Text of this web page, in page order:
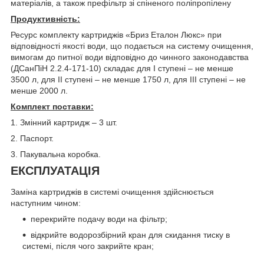
матеріалів, а також префільтр зі спіненого поліпропілену
Продуктивність:
Ресурс комплекту картриджів «Бриз Еталон Люкс» при
відповідності якості води, що подається на систему очищення,
вимогам до питної води відповідно до чинного законодавства
(ДСанПіН 2.2.4-171-10) складає для І ступені – не менше
3500 л, для ІІ ступені – не менше 1750 л, для ІІІ ступені – не
менше 2000 л.
Комплект поставки:
1. Змінний картридж – 3 шт.
2. Паспорт.
3. Пакувальна коробка.
ЕКСПЛУАТАЦІЯ
Заміна картриджів в системі очищення здійснюється
наступним чином:
перекрийте подачу води на фільтр;
відкрийте водорозбірний кран для скидання тиску в
системі, після чого закрийте кран;